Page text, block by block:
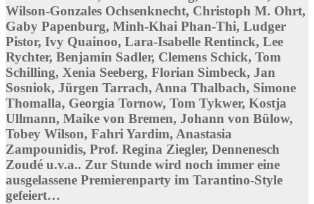
Wilson-Gonzales Ochsenknecht, Christoph M. Ohrt,
Gaby Papenburg, Minh-Khai Phan-Thi, Ludger
Pistor, Ivy Quainoo, Lara-Isabelle Rentinck, Lee
Rychter, Benjamin Sadler, Clemens Schick, Tom
Schilling, Xenia Seeberg, Florian Simbeck, Jan
Sosniok, Jürgen Tarrach, Anna Thalbach, Simone
Thomalla, Georgia Tornow, Tom Tykwer, Kostja
Ullmann, Maike von Bremen, Johann von Bülow,
Tobey Wilson, Fahri Yardim, Anastasia
Zampounidis, Prof. Regina Ziegler, Dennenesch
Zoudé u.v.a.. Zur Stunde wird noch immer eine
ausgelassene Premierenparty im Tarantino-Style
gefeiert…